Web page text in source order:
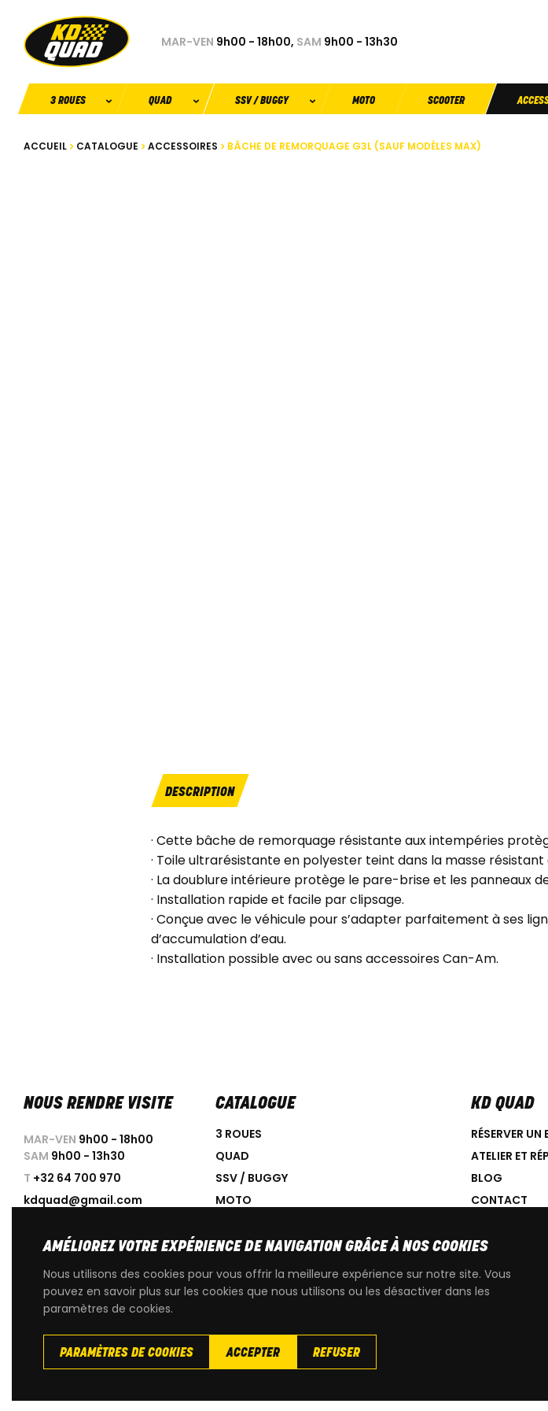
MAR-VEN 9h00 - 18h00, SAM 9h00 - 13h30
3 ROUES QUAD SSV / BUGGY MOTO SCOOTER
ACCUEIL CATALOGUE ACCESSOIRES BÂCHE DE REMORQUAGE G3L (SAUF MODÈLES MAX)
DESCRIPTION
· Cette bâche de remorquage résistante aux intempéries
· Toile ultrarésistante en polyester teint dans la masse résistant
· La doublure intérieure protège le pare-brise et les panneaux
· Installation rapide et facile par clipsage.
· Conçue avec le véhicule pour s’adapter parfaitement à ses
d’accumulation d’eau.
· Installation possible avec ou sans accessoires Can-Am.
NOUS RENDRE VISITE
MAR-VEN 9h00 - 18h00
SAM 9h00 - 13h30
T +32 64 700 970
kdquad@gmail.com
CATALOGUE
3 ROUES
QUAD
SSV / BUGGY
MOTO
ACCESSOIRES
PROMOTIONS
OCCASIONS
KD QUAD
RÉSERVER UN
ATELIER ET
BLOG
CONTACT
Conditions générales de
AMÉLIOREZ VOTRE EXPÉRIENCE DE NAVIGATION GRÂCE À NOS COOKIES
Nous utilisons des cookies pour vous offrir la meilleure expérience sur notre site. Vous
pouvez en savoir plus sur les cookies que nous utilisons ou les désactiver dans les
paramètres de cookies.
PARAMÈTRES DE COOKIES ACCEPTER REFUSER